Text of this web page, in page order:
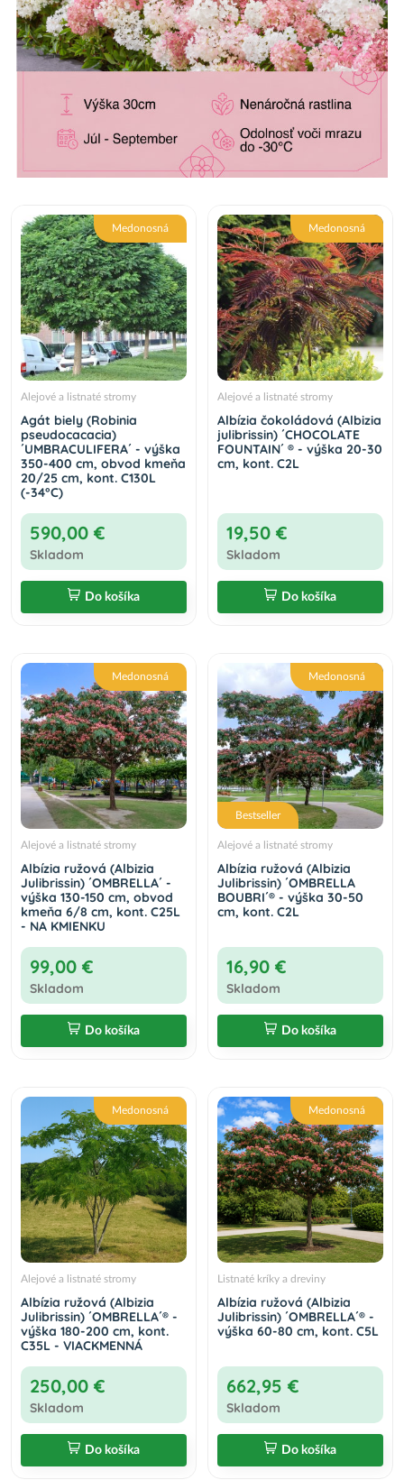
Medonosná
Alejové a listnaté stromy
Agát biely (Robinia
pseudocacacia)
´UMBRACULIFERA´ - výška
350-400 cm, obvod kmeňa
20/25 cm, kont. C130L
(-34°C)
590,00 €
Skladom
Do košíka
Medonosná
Alejové a listnaté stromy
Albízia čokoládová (Albizia
julibrissin) ´CHOCOLATE
FOUNTAIN´ ® - výška 20-30
cm, kont. C2L
19,50 €
Skladom
Do košíka
Medonosná
Alejové a listnaté stromy
Albízia ružová (Albizia
Julibrissin) ´OMBRELLA´ -
výška 130-150 cm, obvod
kmeňa 6/8 cm, kont. C25L
- NA KMIENKU
99,00 €
Skladom
Do košíka
Bestseller
Medonosná
Alejové a listnaté stromy
Albízia ružová (Albizia
Julibrissin) ´OMBRELLA
BOUBRI´® - výška 30-50
cm, kont. C2L
16,90 €
Skladom
Do košíka
Medonosná
Alejové a listnaté stromy
Albízia ružová (Albizia
Julibrissin) ´OMBRELLA´® -
výška 180-200 cm, kont.
C35L - VIACKMENNÁ
250,00 €
Skladom
Do košíka
Medonosná
Listnaté kríky a dreviny
Albízia ružová (Albizia
Julibrissin) ´OMBRELLA´® -
výška 60-80 cm, kont. C5L
662,95 €
Skladom
Do košíka